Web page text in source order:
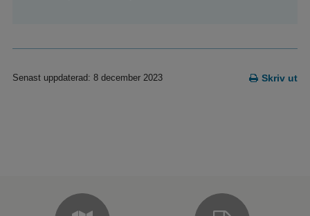
Skriv ut
Senast uppdaterad: 8 december 2023